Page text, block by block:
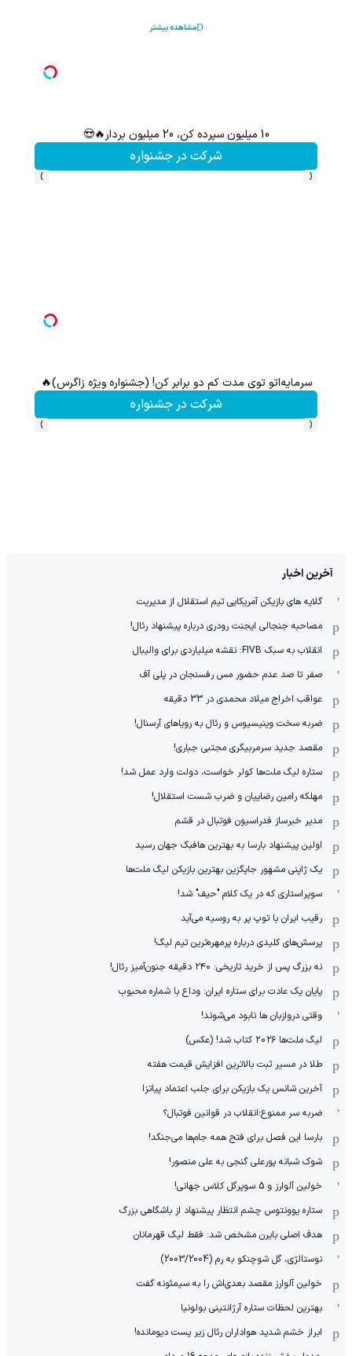
مشاهده بیشتر
10 میلیون سپرده کن، 20 میلیون بردار🔥😍
شرکت در جشنواره
‹
›
سرمایه‌اتو توی مدت کم دو برابر کن! (جشنواره ویژه زاگرس)🔥
شرکت در جشنواره
‹
›
آخرین اخبار
گلایه های بازیکن آمریکایی تیم استقلال از مدیریت
مصاحبه جنجالی ایجنت رودری درباره پیشنهاد رئال!
انقلاب به سبک FIVB: نقشه میلیاردی برای والیبال
صفر تا صد عدم حضور مس رفسنجان در پلی آف
عواقب اخراج میلاد محمدی در 33 دقیقه
ضربه سخت وینیسیوس و رئال به رویاهای آرسنال!
مقصد جدید سرمربیگری مجتبی جباری!
ستاره لیگ ملت‌ها کولر خواست، دولت وارد عمل شد!
مهلکه رامین رضاییان و ضرب شست استقلال!
مدیر خبرساز فدراسیون فوتبال در قشم
اولین پیشنهاد بارسا به بهترین هافبک جهان رسید
یک ژاپنی مشهور جایگزین بهترین بازیکن لیگ ملت‌ها
سوپراستاری که در یک کلام "حیف" شد!
رقیب ایران با توپ پر به روسیه می‌آید
پرسش‌های کلیدی درباره پرمهره‌ترین تیم لیگ!
نه بزرگ پس از خرید تاریخی: ۲۴۰ دقیقه جنون‌آمیز رئال!
پایان یک عادت برای ستاره ایران: وداع با شماره محبوب
وقتی دروازبان ها نابود می‌شوند!
لیگ ملت‌ها ٢٠٢۶ کتاب شد! (عکس)
طلا در مسیر ثبت بالاترین افزایش قیمت هفته
آخرین شانس یک بازیکن برای جلب اعتماد پیاتزا
ضربه سر ممنوع؛انقلاب در قوانین فوتبال؟
بارسا این فصل برای فتح همه جام‌ها می‌جنگد!
شوک شبانه پورعلی گنجی به علی منصور!
خولین آلوارز و 5 سوپرگل کلاس جهانی!
ستاره یوونتوس چشم انتظار پیشنهاد از باشگاهی بزرگ
هدف اصلی بایرن مشخص شد: فقط لیگ قهرمانان
نوستالژی، گل شوچنکو به رم (2003/2004)
خولین آلوارز مقصد بعدی‌اش را به سیمئونه گفت
بهترین لحظات ستاره آرژانتینی بولونیا
ابراز خشم شدید هواداران رئال زیر پست دیومانده!